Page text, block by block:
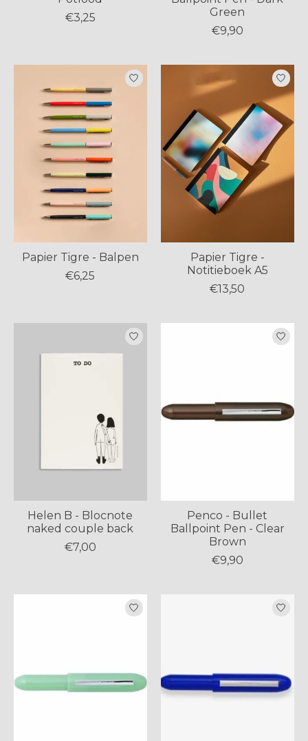
€3,25
Green
€9,90
Papier Tigre - Balpen
€6,25
Papier Tigre -
Notitieboek A5
€13,50
Helen B - Blocnote
naked couple back
€7,00
Penco - Bullet
Ballpoint Pen - Clear
Brown
€9,90